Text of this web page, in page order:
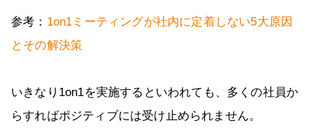
参考： 1on1ミーティングが社内に定着しない5大原因
とその解決策
いきなり1on1を実施するといわれても、多くの社員か
らすればポジティブには受け止められません。